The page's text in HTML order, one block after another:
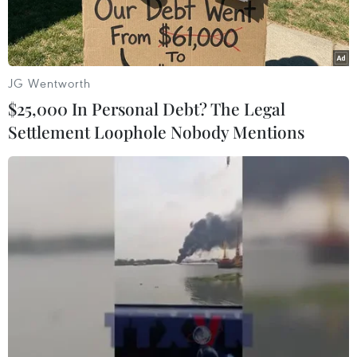
(SEAMEO).
Tham dự có Phó Giám đốc Banthư ký Tổ chức
Hội đồng Bộ trưởng Giáo dục các nước Đông
Abdullah; đại diện lãnh đạo Bộ Giáo dục các
nước thành viên ViệtNam, Brunei, Malaysia,
Phillippines...
Hội nghị nhằm lấy ý kiến đóng góp của cácnước
thành viên, chia sẻ kinh nghiệm để thúc đẩy
học tập suốt đời cũng như địnhhướng hoạt động
sắp tới của Trung tâm khu vực của SEAMEO về
học tập suốt đời đặttại Hà Nội.
Trung tâm này sẽ đóng góp tích cực đối với việc
JG Wentworth
$25,000 In Personal Debt? The Legal
Settlement Loophole Nobody Mentions